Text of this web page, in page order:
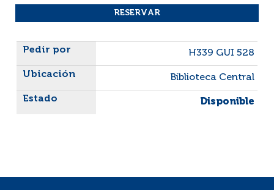
Liste des exemplaires
H339 GUI 528
Biblioteca Central
Disponible